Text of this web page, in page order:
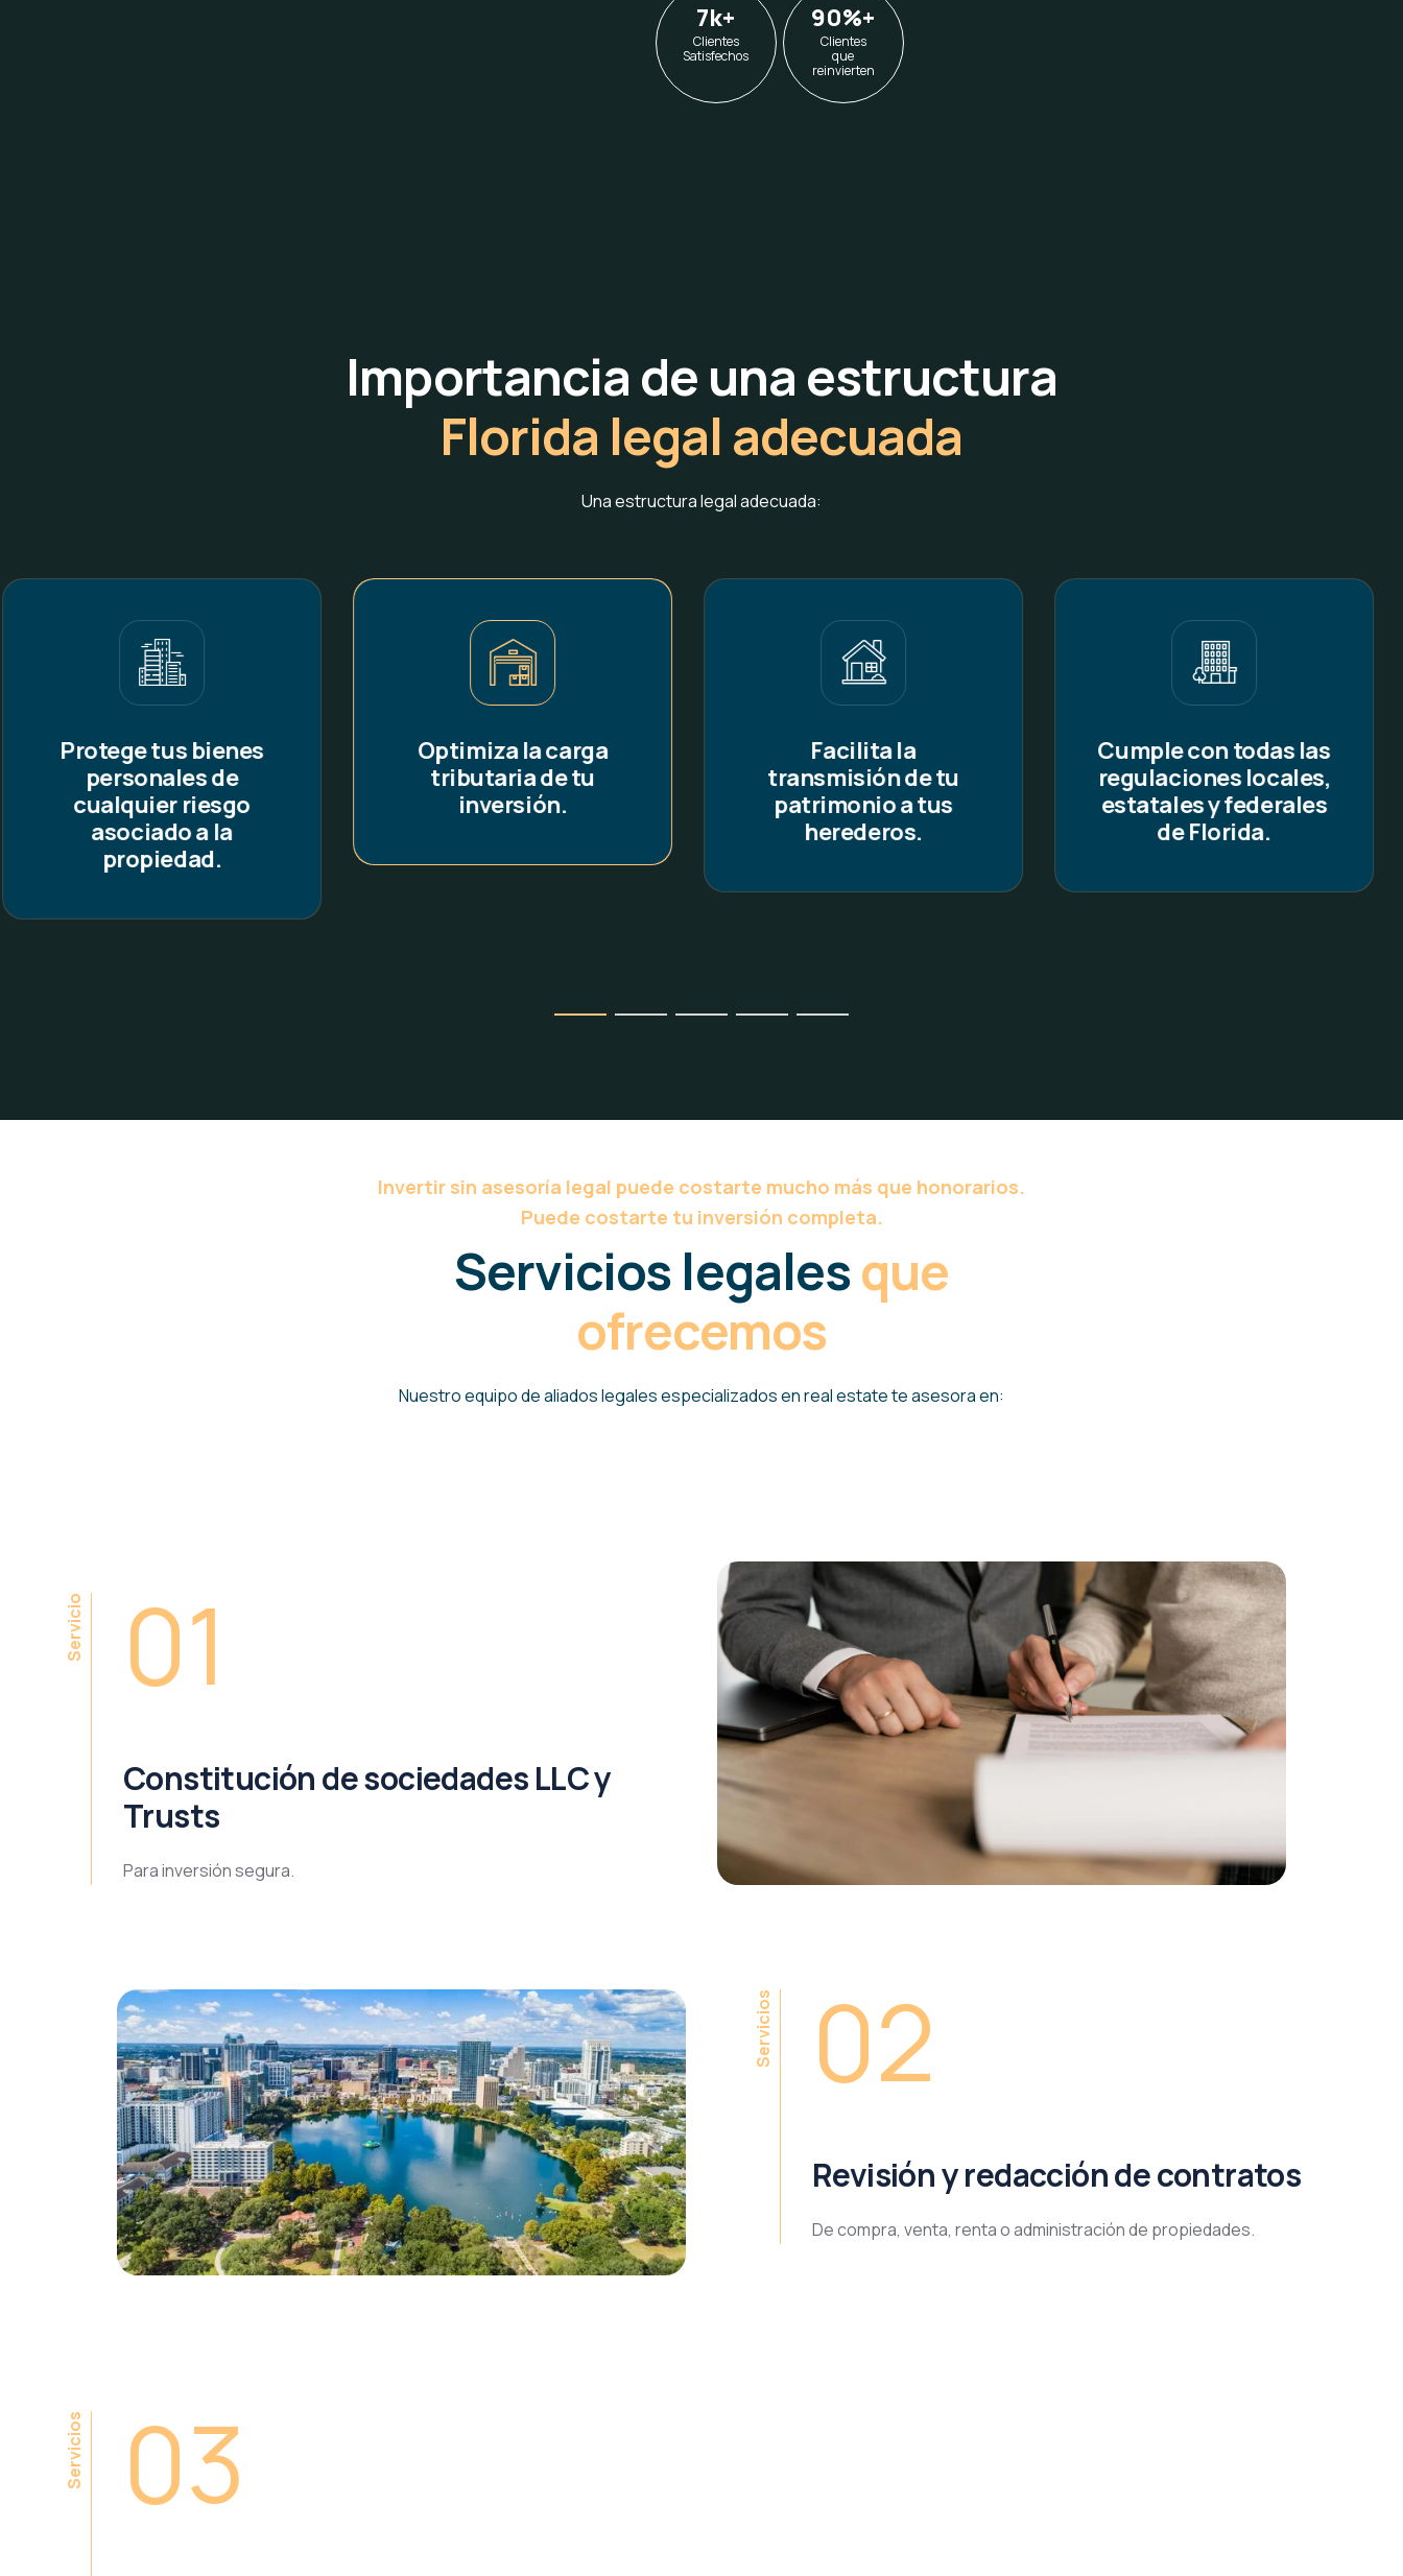
7k+
Clientes
Satisfechos
90%+
Clientes
que
reinvierten
Importancia de una estructura
Florida legal adecuada
Una estructura legal adecuada:
Optimiza la carga
tributaria de tu
inversión.
Facilita la
transmisión de tu
patrimonio a tus
Cumple con todas las
regulaciones locales,
estatales y federales
de Florida.
Aumenta tu
credibilidad ante
instituciones
financieras y
inquilinos o
Invertir sin asesoría legal puede costarte mucho más que honorarios.
Puede costarte tu inversión completa.
Servicios legalesque
ofrecemos
Nuestro equipo de aliados legales especializados en real estate te asesora en:
Servicio 01
Constitución de sociedades LLC y
Trusts
Para inversión segura.
Servicios 02
Revisión y redacción de contratos
De compra, venta, renta o administración de propiedades.
Servicios 03